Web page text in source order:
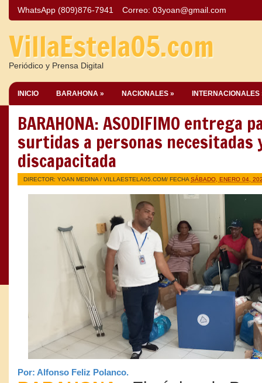
WhatsApp (809)876-7941 Correo: 03yoan@gmail.com
VillaEstela05.com
Periódico y Prensa Digital
INICIO BARAHONA » NACIONALES » INTERNACIONALES
BARAHONA: ASODIFIMO entrega
surtidas a personas necesitadas
discapacitada
DIRECTOR: YOAN MEDINA / VILLAESTELA05.COM/ FECHA SÁBADO, ENERO 04,
Por: Alfonso Feliz Polanco.